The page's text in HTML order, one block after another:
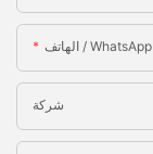
الهاتف / WhatsApp
شركة